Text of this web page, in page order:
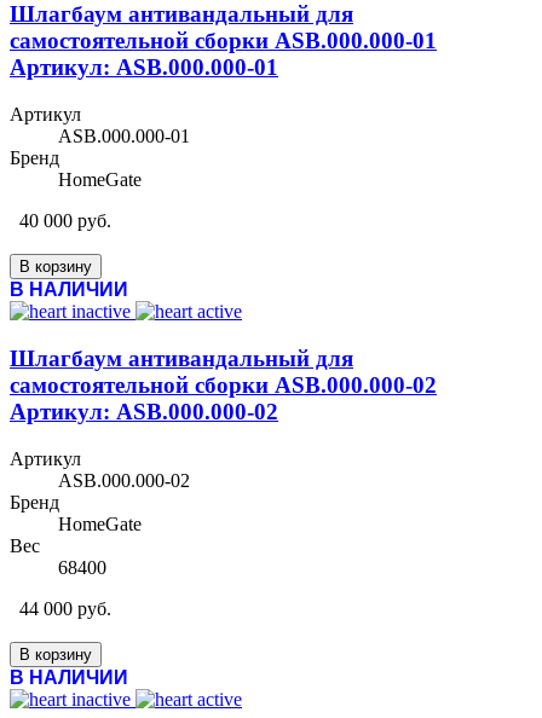
Шлагбаум антивандальный для
самостоятельной сборки ASB.000.000-01
Артикул: ASB.000.000-01
Артикул
ASB.000.000-01
Бренд
HomeGate
40 000 руб.
В корзину
В НАЛИЧИИ
Шлагбаум антивандальный для
самостоятельной сборки ASB.000.000-02
Артикул: ASB.000.000-02
Артикул
ASB.000.000-02
Бренд
HomeGate
Вес
68400
44 000 руб.
В корзину
В НАЛИЧИИ